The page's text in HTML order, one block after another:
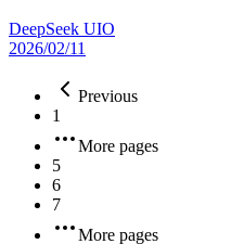
DeepSeek UIO
2026/02/11
Previous
1
More pages
5
6
7
More pages